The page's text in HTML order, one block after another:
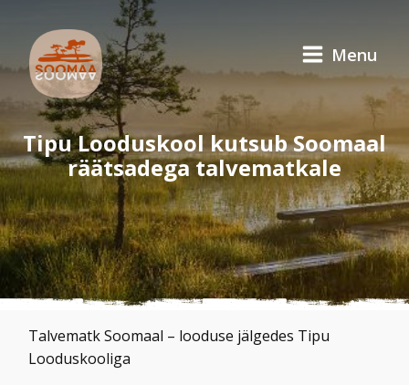
Menu
Tipu Looduskool kutsub Soomaal
räätsadega talvematkale
Talvematk Soomaal – looduse jälgedes Tipu
Looduskooliga